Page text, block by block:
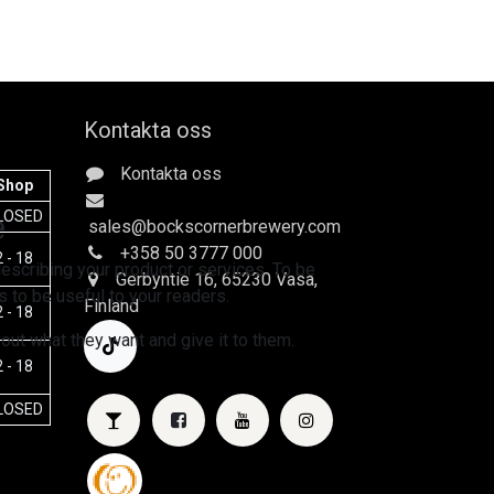
- 18
- 18
- 18
Kontakta oss
Kontakta oss
sales@bockscornerbrewery.com
+358 50 3777 000
Gerbyntie 16, 65230 Vasa,
Finland
your product or services. To be
to be useful to your readers.
what they want and give it to them.